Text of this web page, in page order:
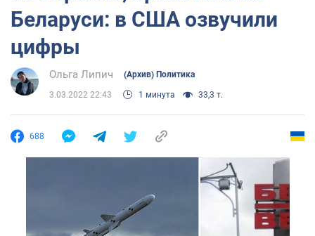
Беларуси: в США озвучили
цифры
Ольга Липич (Архив) Политика
3.03.2022 22:43 1 минута 33,3 т.
688